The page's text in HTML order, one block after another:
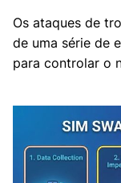
Os ataques de
de uma série de
para controlar o